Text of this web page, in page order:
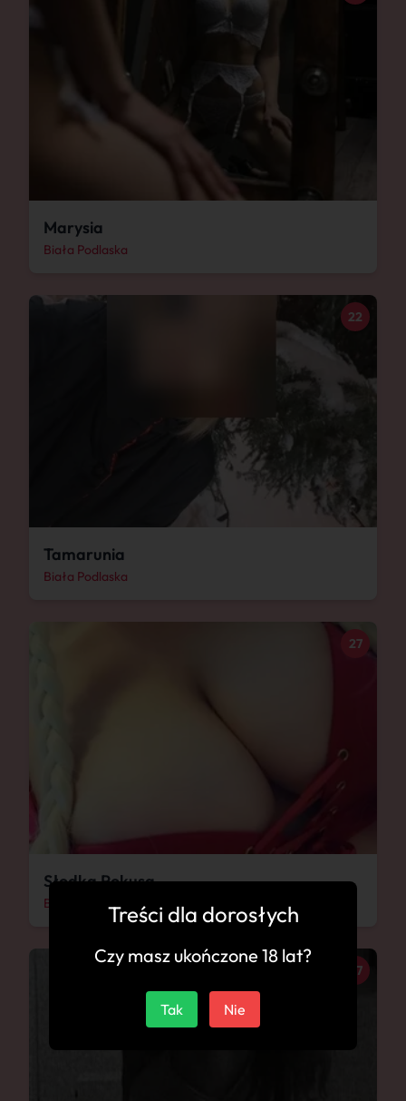
Marysia
Biała Podlaska
22
Tamarunia
Biała Podlaska
27
Słodka Pokusa
Biała Podlaska
27
Treści dla dorosłych
Czy masz ukończone 18 lat?
Tak Nie